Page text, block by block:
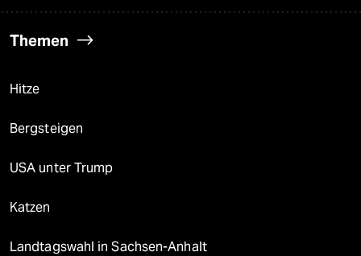
Themen
Hitze
Bergsteigen
USA unter Trump
Katzen
Landtagswahl in Sachsen-Anhalt